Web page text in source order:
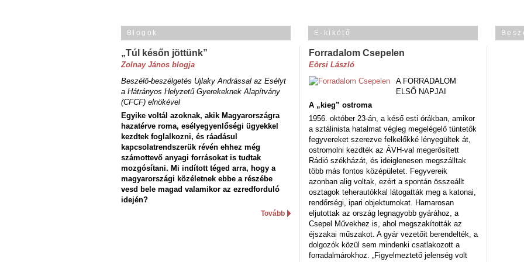
Blogok
„Túl későn jöttünk”
Zolnay János blogja
Beszélő-beszélgetés Ujlaky Andrással az Esélyt
a Hátrányos Helyzetű Gyerekeknek Alapítvány
(CFCF) elnökével
Egyike voltál azoknak, akik Magyarországra
hazatérve roma, esélyegyenlőségi ügyekkel
kezdtek foglalkozni, és ráadásul
kapcsolatrendszerük révén ehhez még
számottevő anyagi forrásokat is tudtak
mozgósítani. Mi indított téged arra, hogy a
magyarországi közéletnek ebbe a részébe
vesd bele magad valamikor az ezredforduló
idején?
Tovább
E-kikötő
Forradalom Csepelen
Eörsi László
A FORRADALOM
ELSŐ NAPJAI
A „kieg” ostroma
1956. október 23-án, a késő esti órákban, amikor
a sztálinista hatalmat végleg megelégelő tüntetők
fegyvereket szerezve felkelőkké lényegültek át,
ostromolni kezdték az ÁVH-val megerősített
Rádió székházát, és ideiglenesen megszálltak
több más fontos középületet. Fegyvereik
azonban alig voltak, ezért a spontán összeállt
osztagok teherautókkal látogatták meg a katonai,
rendőrségi, ipari objektumokat. Hamarosan
eljutottak az ország legnagyobb gyárához, a
Csepel Művekhez is, ahol megszakították az
éjszakai műszakot. A gyár vezetőit berendelték, a
dolgozók közül sem mindenki csatlakozott a
forradalmárokhoz. „Figyelmeztető jelenség volt